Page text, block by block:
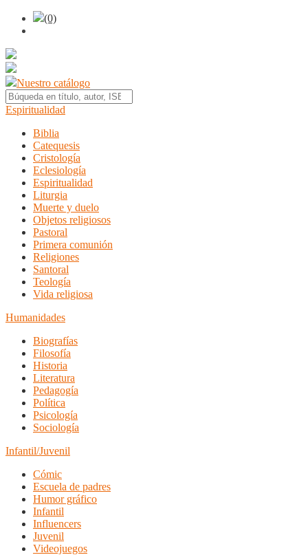
(0)
Nuestro catálogo
Espiritualidad
Biblia
Catequesis
Cristología
Eclesiología
Espiritualidad
Liturgia
Muerte y duelo
Objetos religiosos
Pastoral
Primera comunión
Religiones
Santoral
Teología
Vida religiosa
Humanidades
Biografías
Filosofía
Historia
Literatura
Pedagogía
Política
Psicología
Sociología
Infantil/Juvenil
Cómic
Escuela de padres
Humor gráfico
Infantil
Influencers
Juvenil
Videojuegos